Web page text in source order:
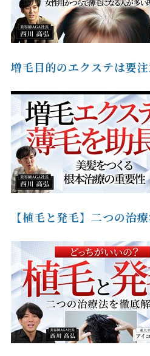
増毛目的のエクステは要
【植毛と発毛】二つの治